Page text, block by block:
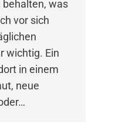
behalten, was
vor sich
wichtig. Ein
in einem
neue